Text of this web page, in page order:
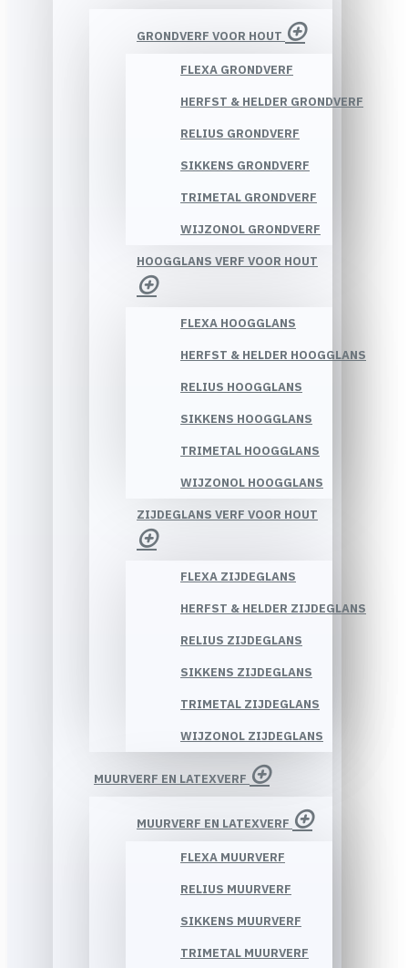
GRONDVERF VOOR HOUT
FLEXA GRONDVERF
HERFST & HELDER GRONDVERF
RELIUS GRONDVERF
SIKKENS GRONDVERF
TRIMETAL GRONDVERF
WIJZONOL GRONDVERF
HOOGGLANS VERF VOOR HOUT
FLEXA HOOGGLANS
HERFST & HELDER HOOGGLANS
RELIUS HOOGGLANS
SIKKENS HOOGGLANS
TRIMETAL HOOGGLANS
WIJZONOL HOOGGLANS
ZIJDEGLANS VERF VOOR HOUT
FLEXA ZIJDEGLANS
HERFST & HELDER ZIJDEGLANS
RELIUS ZIJDEGLANS
SIKKENS ZIJDEGLANS
TRIMETAL ZIJDEGLANS
WIJZONOL ZIJDEGLANS
MUURVERF EN LATEXVERF
MUURVERF EN LATEXVERF
FLEXA MUURVERF
RELIUS MUURVERF
SIKKENS MUURVERF
TRIMETAL MUURVERF